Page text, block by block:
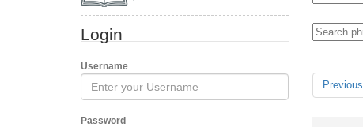
Login
Username
Password
Previous